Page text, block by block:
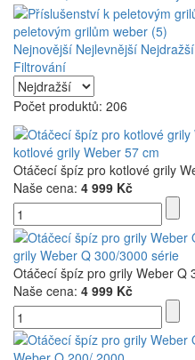
peletovým grilům weber (5)
Nejnovější Nejlevnější Nejdražší
Filtrování
Počet produktů: 206
kotlové grily Weber 57 cm
Otáčecí špíz pro kotlové grily
Naše cena: 4 999 Kč
grily Weber Q 300/3000 série
Otáčecí špíz pro grily Weber Q
Naše cena: 4 999 Kč